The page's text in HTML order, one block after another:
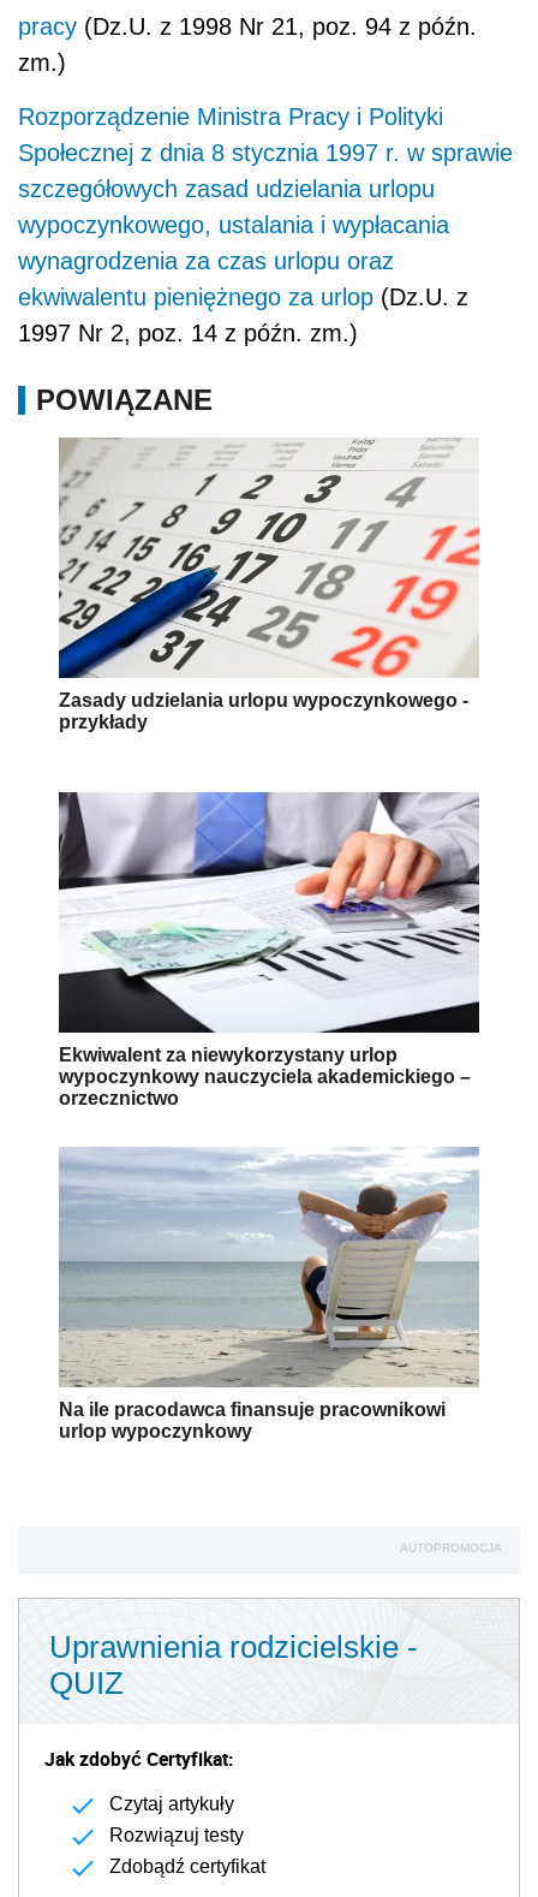
pracy (Dz.U. z 1998 Nr 21, poz. 94 z późn.
zm.)
Rozporządzenie Ministra Pracy i Polityki
Społecznej z dnia 8 stycznia 1997 r. w sprawie
szczegółowych zasad udzielania urlopu
wypoczynkowego, ustalania i wypłacania
wynagrodzenia za czas urlopu oraz
ekwiwalentu pieniężnego za urlop (Dz.U. z
1997 Nr 2, poz. 14 z późn. zm.)
POWIĄZANE
Zasady udzielania urlopu wypoczynkowego -
przykłady
Ekwiwalent za niewykorzystany urlop
wypoczynkowy nauczyciela akademickiego –
orzecznictwo
Na ile pracodawca finansuje pracownikowi
urlop wypoczynkowy
AUTOPROMOCJA
Uprawnienia rodzicielskie -
QUIZ
Jak zdobyć Certyfikat:
Czytaj artykuły
Rozwiązuj testy
Zdobądź certyfikat